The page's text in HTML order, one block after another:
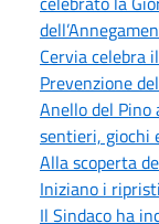
Cervia celebra
Prevenzione
Anello del
sentieri, giochi
Alla scoperta
Iniziano i
Il Sindaco ha